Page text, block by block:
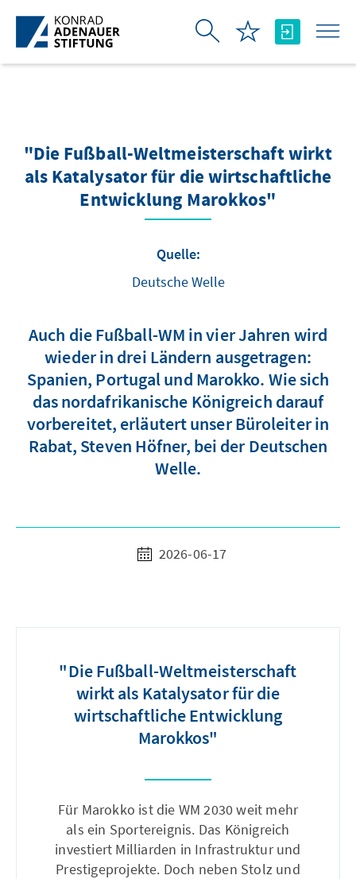
Zum Hauptinhalt springen
"Die Fußball-Weltmeisterschaft wirkt
als Katalysator für die wirtschaftliche
Entwicklung Marokkos"
Quelle:
Deutsche Welle
Auch die Fußball-WM in vier Jahren wird
wieder in drei Ländern ausgetragen:
Spanien, Portugal und Marokko. Wie sich
das nordafrikanische Königreich darauf
vorbereitet, erläutert unser Büroleiter in
Rabat, Steven Höfner, bei der Deutschen
Welle.
2026-06-17
"Die Fußball-Weltmeisterschaft
wirkt als Katalysator für die
wirtschaftliche Entwicklung
Marokkos"
Für Marokko ist die WM 2030 weit mehr
als ein Sportereignis. Das Königreich
investiert Milliarden in Infrastruktur und
Prestigeprojekte. Doch neben Stolz und